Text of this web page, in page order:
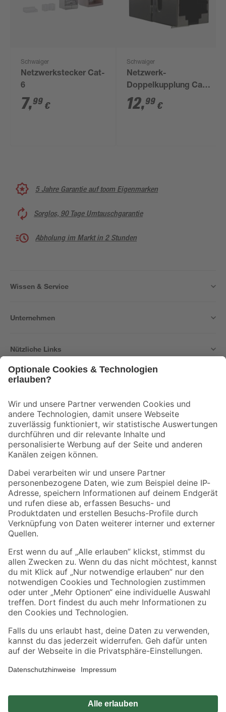
Schwaiger
Netzwerkstecker Cat-
6
7,99 €
Schwaiger
Netzwerk-
Doppelkupplung Cat-
6
12,99 €
5 Jahre Garantie auf toom Eigenmarken
Sorglos, 90 Tage Umtauschgarantie
Abholung im Markt in 2 Stunden
Wissen & Service
Unternehmen
Nützliche Links
Der toom Newsletter: Keine Angebote und Aktionen mehr verpassen!
Zur Newsletter Anmeldung
Folge uns
Zahlungsarten Versandarten
Sicher einkaufen
Jetzt die toom-App herunterladen
Alle Preisangaben in EUR inkl. gesetzl. MwSt.. Die dargestellten Angebote sind unter
Umständen nicht in allen Märkten verfügbar. Die angegebenen Verfügbarkeiten beziehen
Produkte nur solange der Vorrat reicht.
*Paketversand ab 59 € versandkostenfrei, gilt nicht für Artikel mit Speditionsversand, hier
Privatsphäre Impressum